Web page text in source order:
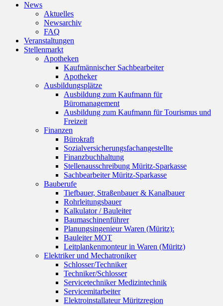
News
Aktuelles
Newsarchiv
FAQ
Veranstaltungen
Stellenmarkt
Apotheken
Kaufmännischer Sachbearbeiter
Apotheker
Ausbildungsplätze
Ausbildung zum Kaufmann für
Büromanagement
Ausbildung zum Kaufmann für Tourismus und
Freizeit
Finanzen
Bürokraft
Sozialversicherungsfachangestellte
Finanzbuchhaltung
Stellenausschreibung Müritz-Sparkasse
Sachbearbeiter Müritz-Sparkasse
Bauberufe
Tiefbauer, Straßenbauer & Kanalbauer
Rohrleitungsbauer
Kalkulator / Bauleiter
Baumaschinenführer
Planungsingenieur Waren (Müritz):
Bauleiter MOT
Leitplankenmonteur in Waren (Müritz)
Elektriker und Mechatroniker
Schlosser/Techniker
Techniker/Schlosser
Servicetechniker Medizintechnik
Servicemitarbeiter
Elektroinstallateur Müritzregion